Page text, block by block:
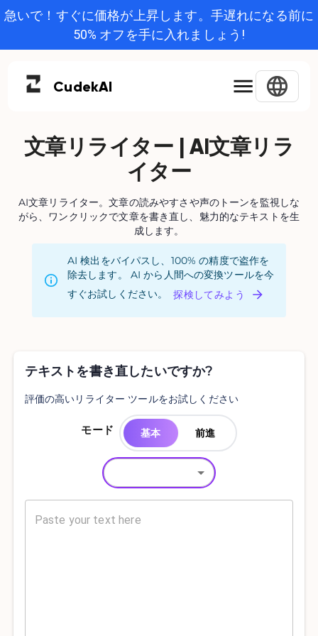
急いで！すぐに価格が上昇します。手遅れになる前に
50% オフを手に入れましょう!
CudekAI
文章リライター | AI文章リラ
イター
AI文章リライター。文章の読みやすさや声のトーンを監視しな
がら、ワンクリックで文章を書き直し、魅力的なテキストを生
成します。
AI 検出をバイパスし、100% の精度で盗作を
除去します。 AI から人間への変換ツールを今
すぐお試しください。
探検してみよう
テキストを書き直したいですか?
評価の高いリライター ツールをお試しください
モード 基本 前進